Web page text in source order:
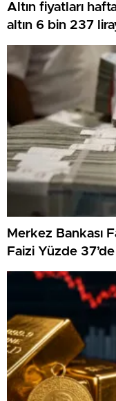
Altın fiyatları
altın 6 bin 237
Merkez Bankası
Faizi Yüzde